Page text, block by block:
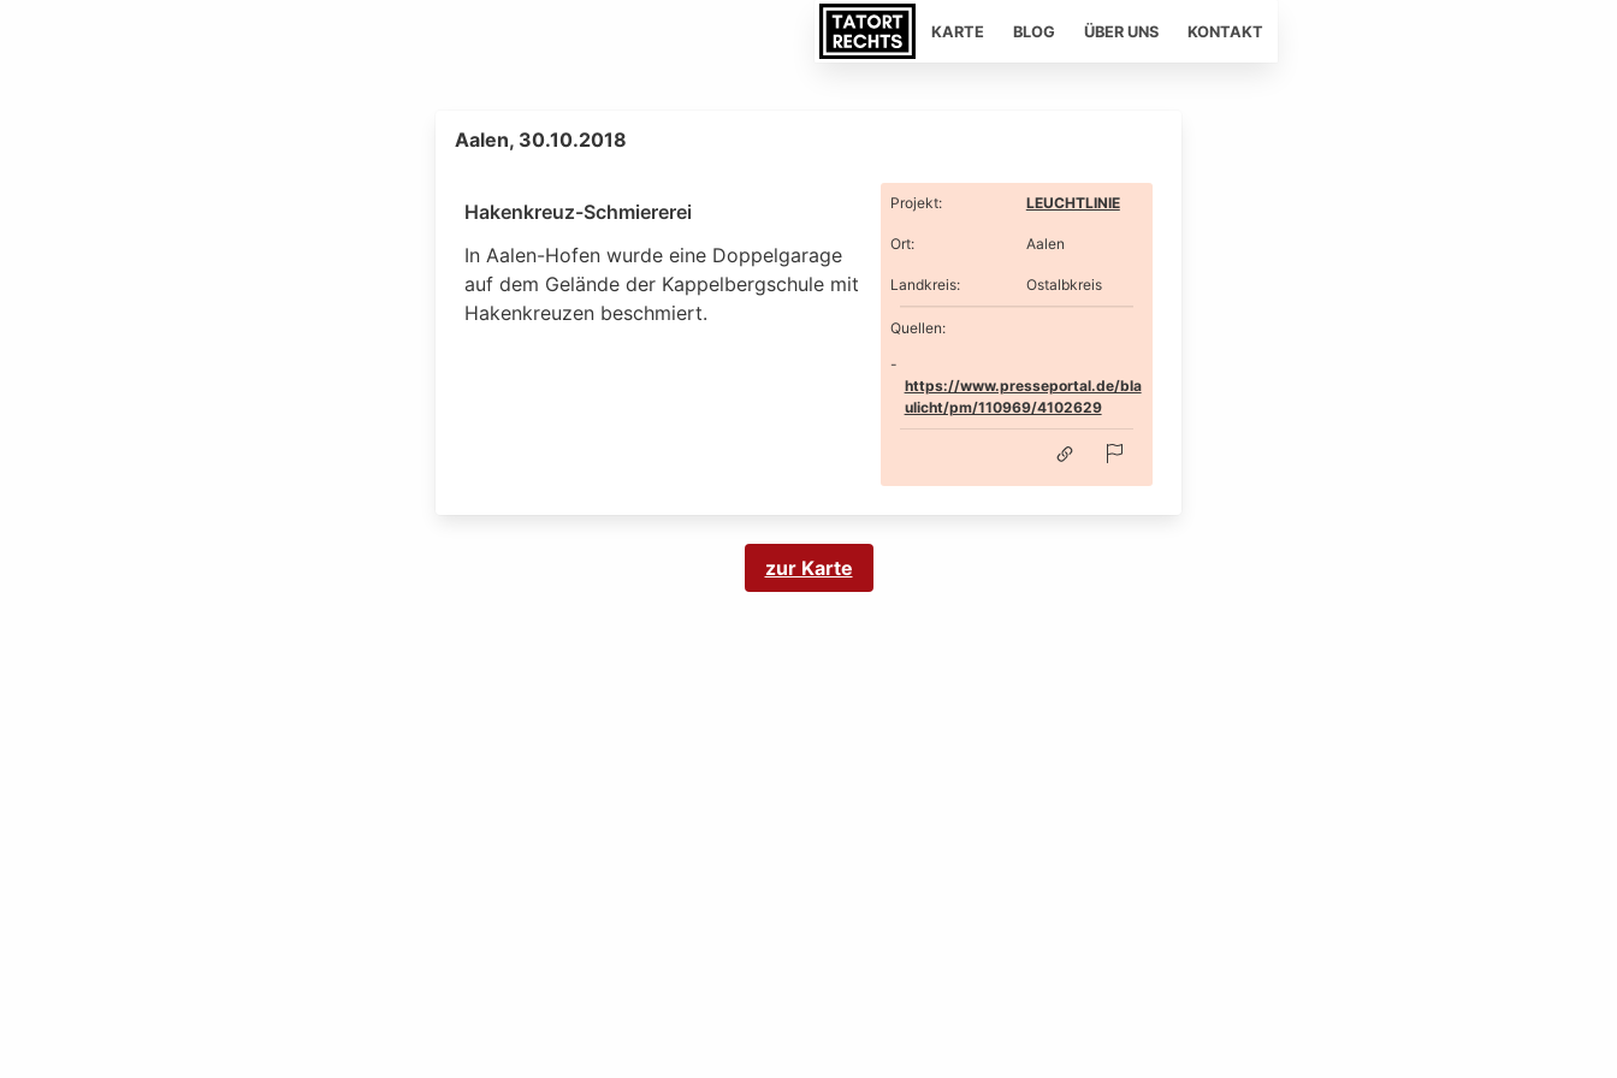
KARTE BLOG ÜBER UNS KONTAKT
Aalen, 30.10.2018
Hakenkreuz-Schmiererei
In Aalen-Hofen wurde eine Doppelgarage
auf dem Gelände der Kappelbergschule mit
Hakenkreuzen beschmiert.
Projekt: LEUCHTLINIE
Ort: Aalen
Landkreis: Ostalbkreis
Quellen:
https://www.presseportal.de/bla
ulicht/pm/110969/4102629
zur Karte